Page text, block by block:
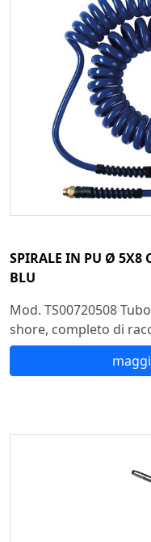
SPIRALE IN PU Ø 5X8
BLU
Mod. TS00720508
shore, completo di